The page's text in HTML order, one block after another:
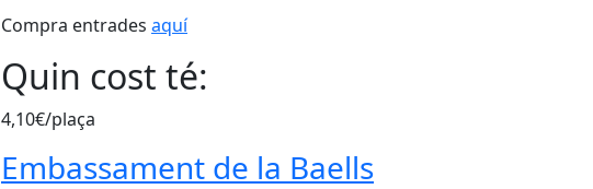
Compra entrades aquí
Quin cost té:
4,10€/plaça
Embassament de la Baells